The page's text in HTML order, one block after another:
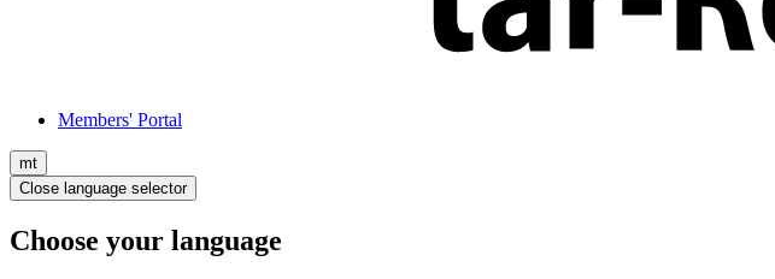
Members' Portal
mt
Close language selector
Choose your language